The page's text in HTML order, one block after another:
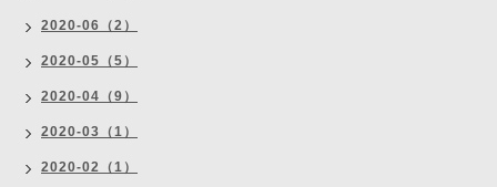
2020-06（2）
2020-05（5）
2020-04（9）
2020-03（1）
2020-02（1）